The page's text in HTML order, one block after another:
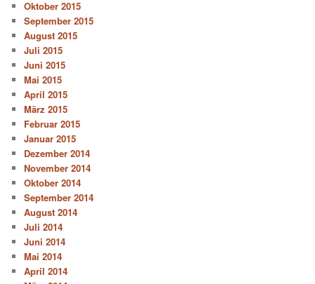
Oktober 2015
September 2015
August 2015
Juli 2015
Juni 2015
Mai 2015
April 2015
März 2015
Februar 2015
Januar 2015
Dezember 2014
November 2014
Oktober 2014
September 2014
August 2014
Juli 2014
Juni 2014
Mai 2014
April 2014